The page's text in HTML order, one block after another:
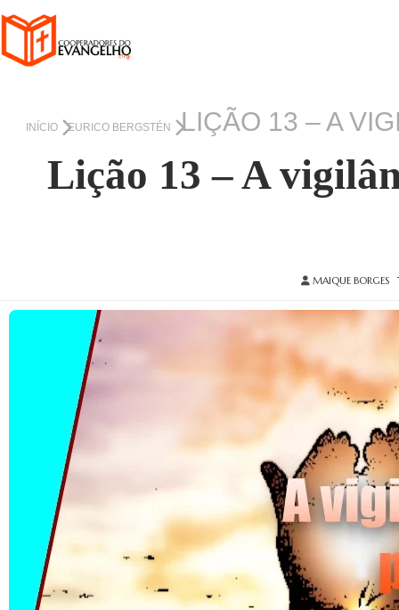
INÍCIO EURICO BERGSTÉN LIÇÃO 13 – A
Lição 13 – A
MAIQUE BORGES